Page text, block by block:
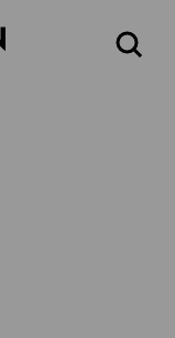
Zoeken